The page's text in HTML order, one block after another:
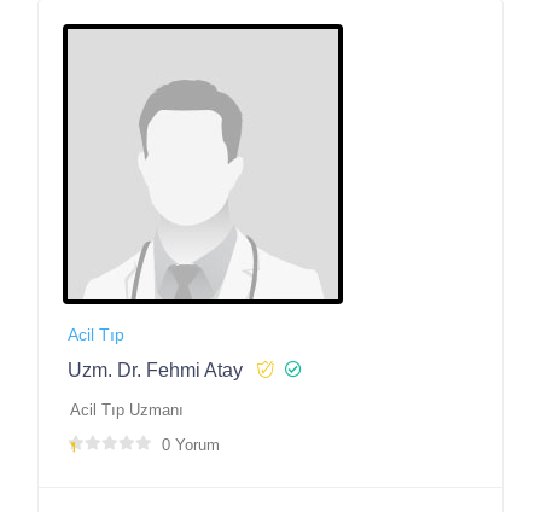
Acil Tıp
Uzm. Dr. Fehmi Atay
Acil Tıp Uzmanı
0 Yorum